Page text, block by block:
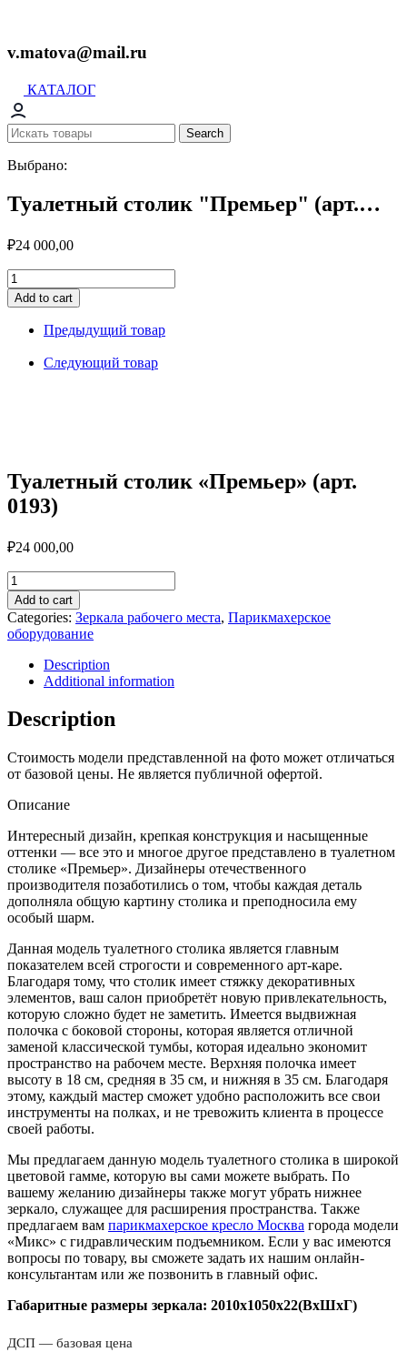
v.matova@mail.ru
КАТАЛОГ
Search
Выбрано:
Туалетный столик "Премьер" (арт.…
₽24 000,00
Туалетный
столик
"Премьер"
(арт.
quantity
Add to cart
Предыдущий товар
Следующий товар
Туалетный столик «Премьер» (арт.
0193)
₽24 000,00
Туалетный
столик
"Премьер"
(арт.
0193)
quantity
Add to cart
Categories: Зеркала рабочего места, Парикмахерское
оборудование
Description
Additional information
Description
Стоимость модели представленной на фото может отличаться
от базовой цены. Не является публичной офертой.
Описание
Интересный дизайн, крепкая конструкция и насыщенные
оттенки — все это и многое другое представлено в туалетном
столике «Премьер». Дизайнеры отечественного
производителя позаботились о том, чтобы каждая деталь
дополняла общую картину столика и преподносила ему
особый шарм.
Данная модель туалетного столика является главным
показателем всей строгости и современного арт-каре.
Благодаря тому, что столик имеет стяжку декоративных
элементов, ваш салон приобретёт новую привлекательность,
которую сложно будет не заметить. Имеется выдвижная
полочка с боковой стороны, которая является отличной
заменой классической тумбы, которая идеально экономит
пространство на рабочем месте. Верхняя полочка имеет
высоту в 18 см, средняя в 35 см, и нижняя в 35 см. Благодаря
этому, каждый мастер сможет удобно расположить все свои
инструменты на полках, и не тревожить клиента в процессе
своей работы.
Мы предлагаем данную модель туалетного столика в широкой
цветовой гамме, которую вы сами можете выбрать. По
вашему желанию дизайнеры также могут убрать нижнее
зеркало, служащее для расширения пространства. Также
предлагаем вам парикмахерское кресло Москва города модели
«Микс» с гидравлическим подъемником. Если у вас имеются
вопросы по товару, вы сможете задать их нашим онлайн-
консультантам или же позвонить в главный офис.
Габаритные размеры зеркала: 2010х1050х22(ВхШхГ)
ДСП — базовая цена